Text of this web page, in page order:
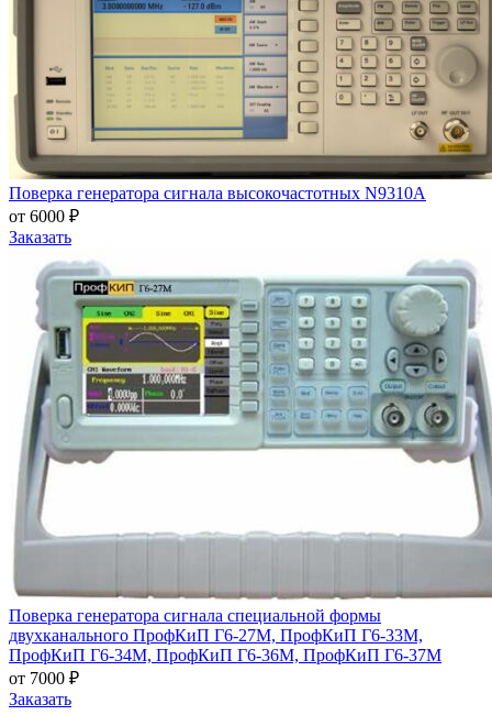
Поверка генератора сигнала высокочастотных N9310A
от 6000 ₽
Заказать
Поверка генератора сигнала специальной формы
двухканального ПрофКиП Г6-27М, ПрофКиП Г6-33М,
ПрофКиП Г6-34М, ПрофКиП Г6-36М, ПрофКиП Г6-37М
от 7000 ₽
Заказать